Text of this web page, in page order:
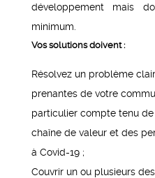
développement mais
minimum.
Vos solutions doivent :
Résolvez un problème
prenantes de votre
particulier compte tenu
chaîne de valeur et des
à Covid-19 ;
Couvrir un ou plusieurs